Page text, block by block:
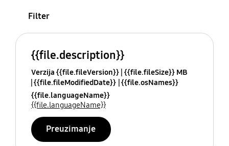
Filter
{{file.description}}
Verzija {{file.fileVersion}} {{file.fileSize}} MB
{{file.fileModifiedDate}} {{file.osNames}}
{{file.languageName}}
{{file.languageName}}
Preuzimanje